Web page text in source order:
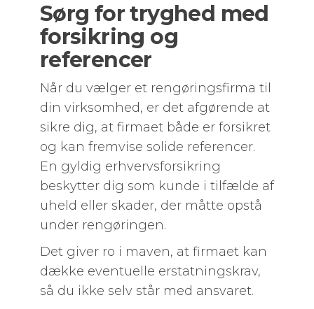
Sørg for tryghed med
forsikring og
referencer
Når du vælger et rengøringsfirma til
din virksomhed, er det afgørende at
sikre dig, at firmaet både er forsikret
og kan fremvise solide referencer.
En gyldig erhvervsforsikring
beskytter dig som kunde i tilfælde af
uheld eller skader, der måtte opstå
under rengøringen.
Det giver ro i maven, at firmaet kan
dække eventuelle erstatningskrav,
så du ikke selv står med ansvaret.